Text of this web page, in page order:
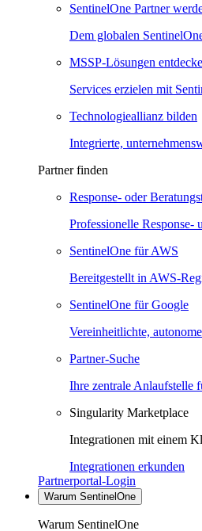
SentinelOne Partner
Dem globalen
MSSP-Lösungen
Services erzielen mit
Technologieallianz bilden
Integrierte,
Partner finden
Response- oder
Professionelle Response-
SentinelOne für AWS
Bereitgestellt in AWS-
SentinelOne für Google
Vereinheitlichte,
Partner-Suche
Ihre zentrale Anlaufstelle
Singularity Marketplace
Integrationen mit einem
Integrationen erkunden
Partnerportal-Login
Warum SentinelOne
Warum SentinelOne